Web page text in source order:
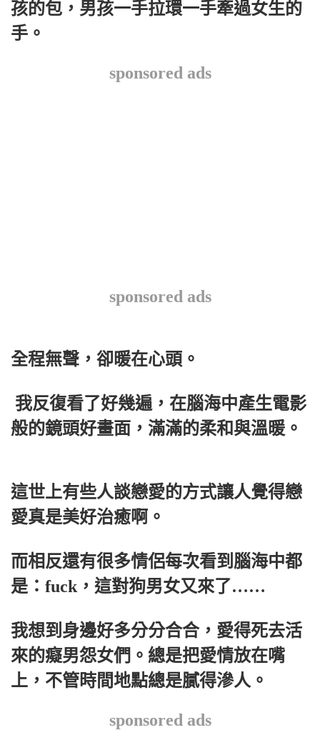
孩的包，男孩一手拉環一手牽過女生的
手。
sponsored ads
sponsored ads
全程無聲，卻暖在心頭。
我反復看了好幾遍，在腦海中產生電影
般的鏡頭好畫面，滿滿的柔和與溫暖。
這世上有些人談戀愛的方式讓人覺得戀
愛真是美好治癒啊。
而相反還有很多情侶每次看到腦海中都
是：fuck，這對狗男女又來了……
我想到身邊好多分分合合，愛得死去活
來的癡男怨女們。總是把愛情放在嘴
上，不管時間地點總是膩得滲人。
sponsored ads